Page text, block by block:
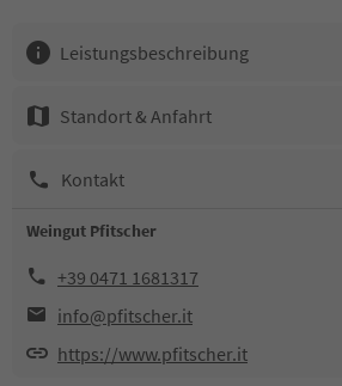
Leistungsbeschreibung
Standort & Anfahrt
Kontakt
Weingut Pfitscher
+39 0471 1681317
info@pfitscher.it
https://www.pfitscher.it